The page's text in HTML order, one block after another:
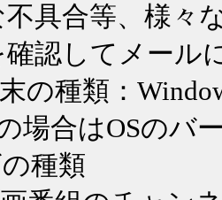
具合等、様々
確認してメール
の種類：
場合はOSのバ
種類